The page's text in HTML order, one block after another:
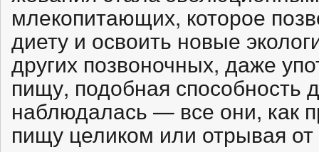
млекопитающих, которое
диету и освоить новые
других позвоночных, даже
пищу, подобная способность
наблюдалась — все они, как
пищу целиком или отрывая от